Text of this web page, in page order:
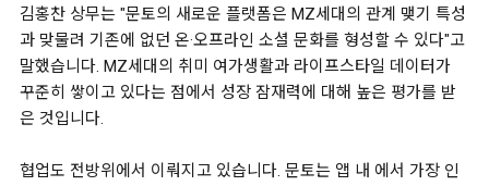
김홍찬 상무는 "문토의 새로운 플랫폼은 MZ세대의 관계 맺기 특성
과 맞물려 기존에 없던 온·오프라인 소셜 문화를 형성할 수 있다"고
말했습니다. MZ세대의 취미 여가생활과 라이프스타일 데이터가
꾸준히 쌓이고 있다는 점에서 성장 잠재력에 대해 높은 평가를 받
은 것입니다.
협업도 전방위에서 이뤄지고 있습니다. 문토는 앱 내 에서 가장 인